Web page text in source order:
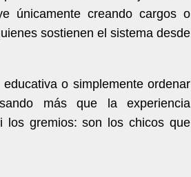
únicamente creando cargos o
sostienen el sistema desde
o simplemente ordenar
más que la experiencia
los gremios: son los chicos que